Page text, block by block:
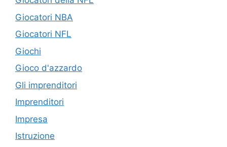
Giocatori NBA
Giocatori NFL
Giochi
Gioco d'azzardo
Gli imprenditori
Imprenditori
Impresa
Istruzione